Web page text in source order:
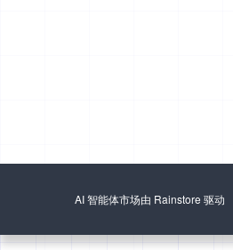
AI 智能体市场由 Rainstore 驱